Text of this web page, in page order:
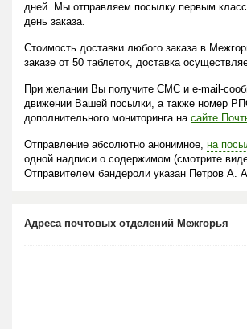
дней. Мы отправляем посылку первым
день заказа.
Стоимость доставки любого заказа в
заказе от 50 таблеток, доставка
При желании Вы получите СМС и e-mail-
движении Вашей посылки, а также номер
дополнительного мониторинга на сайте
Отправление абсолютно анонимное, на
одной надписи о содержимом (смотрите
Отправителем бандероли указан Петров А.
Адреса почтовых отделений Межгорья